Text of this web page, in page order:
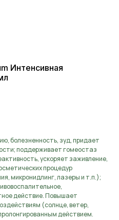
Интенсивная
болезненность, зуд, придает
поддерживает гомеостаз
ускоряет заживление,
процедур
микронидлинг, лазеры и т.п.);
действие. Повышает
(солнце, ветер,
действием.